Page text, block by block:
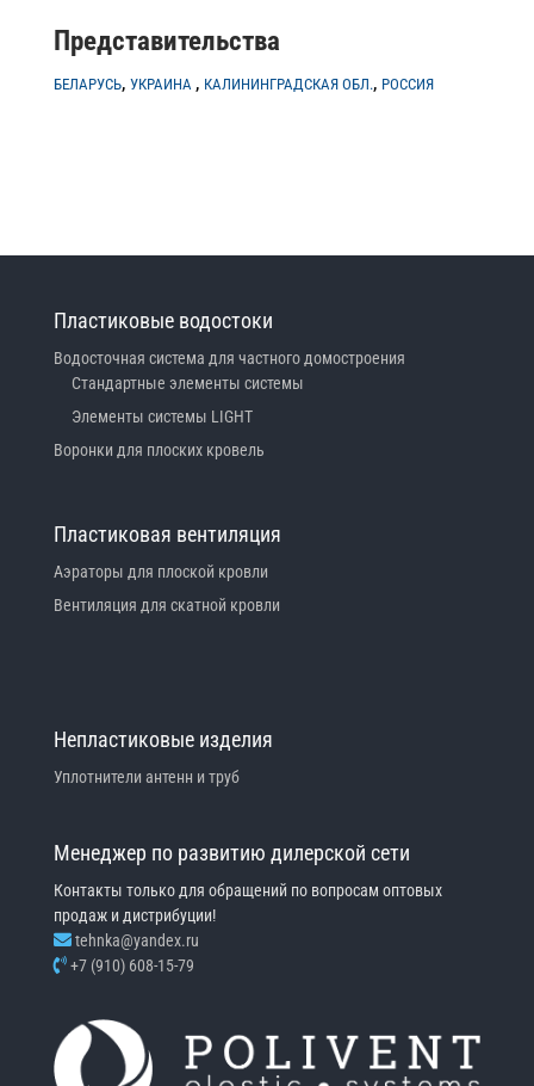
Представительства
БЕЛАРУСЬ, УКРАИНА , КАЛИНИНГРАДСКАЯ ОБЛ., РОССИЯ
Пластиковые водостоки
Водосточная система для частного домостроения
Стандартные элементы системы
Элементы системы LIGHT
Воронки для плоских кровель
Пластиковая вентиляция
Аэраторы для плоской кровли
Вентиляция для скатной кровли
Непластиковые изделия
Уплотнители антенн и труб
Менеджер по развитию дилерской сети
Контакты только для обращений по вопросам оптовых
продаж и дистрибуции!
tehnka@yandex.ru
+7 (910) 608-15-79